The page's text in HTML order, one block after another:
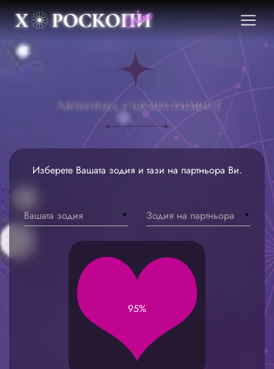
Любовна съвместимост
Изберете Вашата зодия и тази на партньора Ви.
▼
Вашата зодия ▼
Зодия на партньора
95%